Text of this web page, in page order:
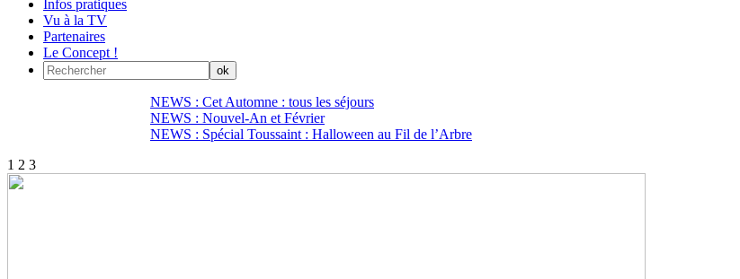
Infos pratiques
Vu à la TV
Partenaires
Le Concept !
NEWS : Cet Automne : tous les séjours
NEWS : Nouvel-An et Février
NEWS : Spécial Toussaint : Halloween au Fil de l’Arbre
1 2 3